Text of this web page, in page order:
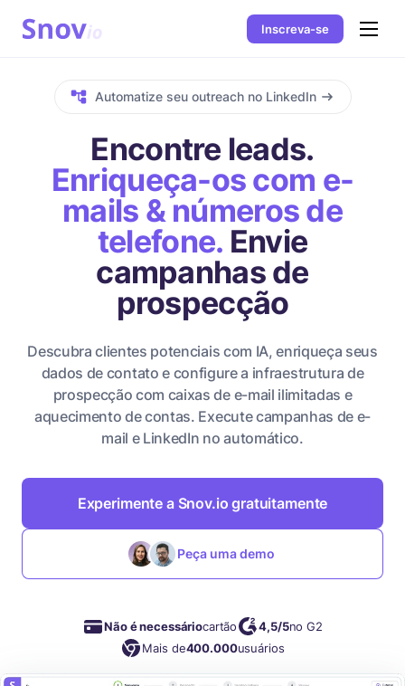
Inscreva-se
Automatize seu outreach no LinkedIn
Encontre leads.
Enriqueça-os com e-
mails & números de
telefone. Envie
campanhas de
prospecção
Descubra clientes potenciais com IA, enriqueça seus
dados de contato e configure a infraestrutura de
prospecção com caixas de e-mail ilimitadas e
aquecimento de contas. Execute campanhas de e-
mail e LinkedIn no automático.
Experimente a Snov.io gratuitamente
Peça uma demo
Não é necessáriocartão 4,5/5no G2
Mais de400.000usuários